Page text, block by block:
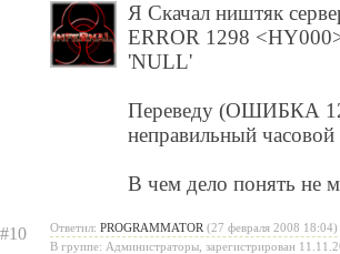
Я Скачал ништяк
ERROR 1298
'NULL'
Переведу (ОШИБКА
неправильный
В чем дело понять не
#10 Ответил: PROGRAMMATOR (27 февраля 2008 18:04)
В группе: Администраторы, зарегистрирован